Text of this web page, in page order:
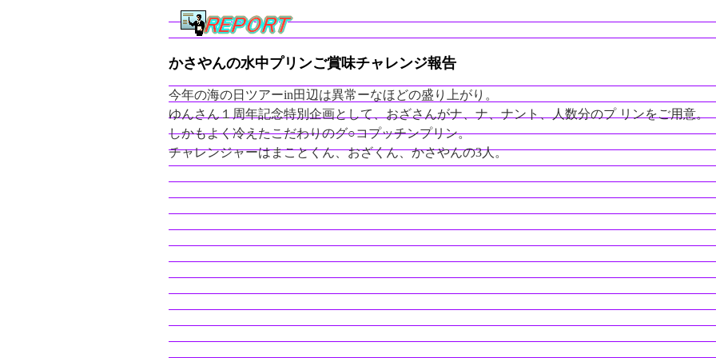
かさやんの水中プリンご賞味チャレンジ報告
今年の海の日ツアーin田辺は異常ーなほどの盛り上がり。
ゆんさん１周年記念特別企画として、おざさんがナ、ナ、ナント、人数分のプ リンをご用意。
しかもよく冷えたこだわりのグ○コプッチンプリン。
チャレンジャーはまことくん、おざくん、かさやんの3人。